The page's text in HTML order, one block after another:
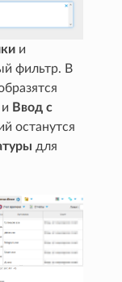
и
фильтр. В
и Ввод с
останутся
для